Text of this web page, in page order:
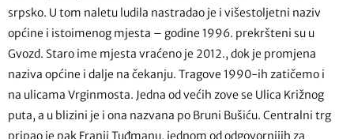
srpsko. U tom naletu ludila nastradao je i višestoljetni naziv
općine i istoimenog mjesta – godine 1996. prekršteni su u
Gvozd. Staro ime mjesta vraćeno je 2012., dok je promjena
naziva općine i dalje na čekanju. Tragove 1990-ih zatičemo i
na ulicama Vrginmosta. Jedna od većih zove se Ulica Križnog
puta, a u blizini je i ona nazvana po Bruni Bušiću. Centralni trg
pripao je pak Franji Tuđmanu, jednom od odgovornijih za